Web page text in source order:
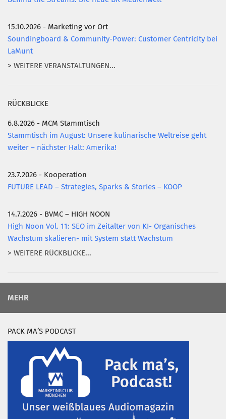
15.10.2026 - Marketing vor Ort
Soundingboard & Community-Power: Customer Centricity bei
LaMunt
> WEITERE VERANSTALTUNGEN...
RÜCKBLICKE
6.8.2026 - MCM Stammtisch
Stammtisch im August: Unsere kulinarische Weltreise geht
weiter – nächster Halt: Amerika!
23.7.2026 - Kooperation
FUTURE LEAD – Strategies, Sparks & Stories – KOOP
14.7.2026 - BVMC – HIGH NOON
High Noon Vol. 11: SEO im Zeitalter von KI- Organisches
Wachstum skalieren- mit System statt Wachstum
> WEITERE RÜCKBLICKE...
MEHR
PACK MA’S PODCAST